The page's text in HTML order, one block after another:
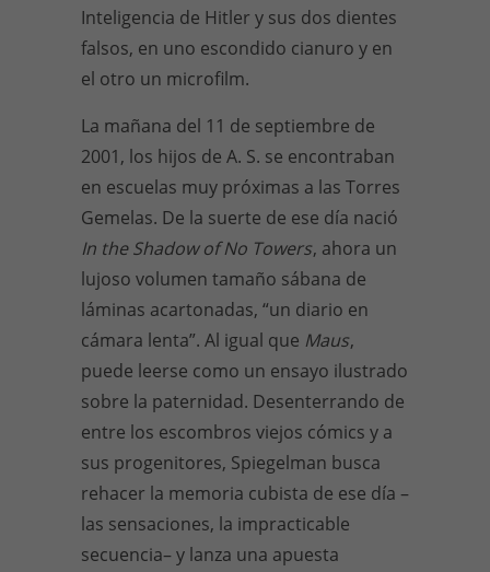
Inteligencia de Hitler y sus dos dientes
falsos, en uno escondido cianuro y en
el otro un microfilm.
La mañana del 11 de septiembre de
2001, los hijos de A. S. se encontraban
en escuelas muy próximas a las Torres
Gemelas. De la suerte de ese día nació
In the Shadow of No Towers, ahora un
lujoso volumen tamaño sábana de
láminas acartonadas, “un diario en
cámara lenta”. Al igual que Maus,
puede leerse como un ensayo ilustrado
sobre la paternidad. Desenterrando de
entre los escombros viejos cómics y a
sus progenitores, Spiegelman busca
rehacer la memoria cubista de ese día –
las sensaciones, la impracticable
secuencia– y lanza una apuesta